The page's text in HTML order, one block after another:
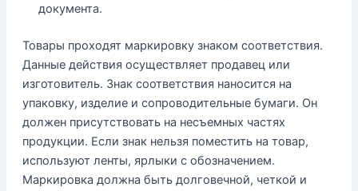
документа.
Товары проходят маркировку знаком соответствия.
Данные действия осуществляет продавец или
изготовитель. Знак соответствия наносится на
упаковку, изделие и сопроводительные бумаги. Он
должен присутствовать на несъемных частях
продукции. Если знак нельзя поместить на товар,
используют ленты, ярлыки с обозначением.
Маркировка должна быть долговечной, четкой и